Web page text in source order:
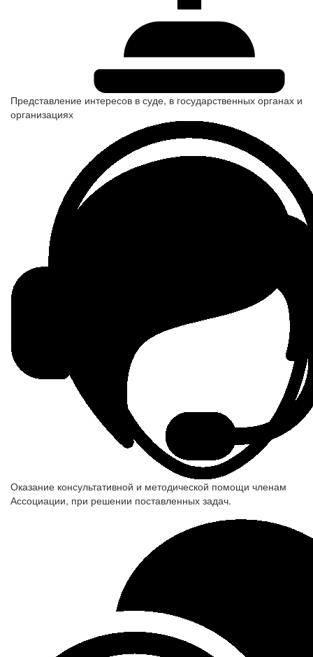
Представление интересов в суде, в государственных органах и
организациях
Оказание консультативной и методической помощи членам
Ассоциации, при решении поставленных задач.